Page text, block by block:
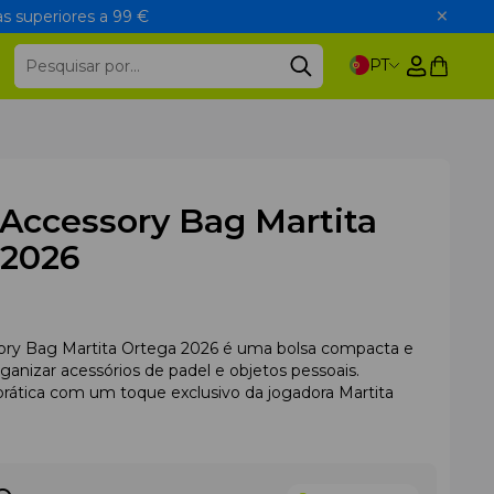
superiores a 99 €
PT
Bag Martita
Bag Martita Ortega 2026 é uma bolsa compacta e
acessórios de padel e objetos pessoais.
com um toque exclusivo da jogadora Martita